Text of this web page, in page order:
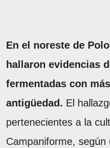
En el noreste de
hallaron evidencias
fermentadas con
antigüedad. El
pertenecientes a la
Campaniforme,